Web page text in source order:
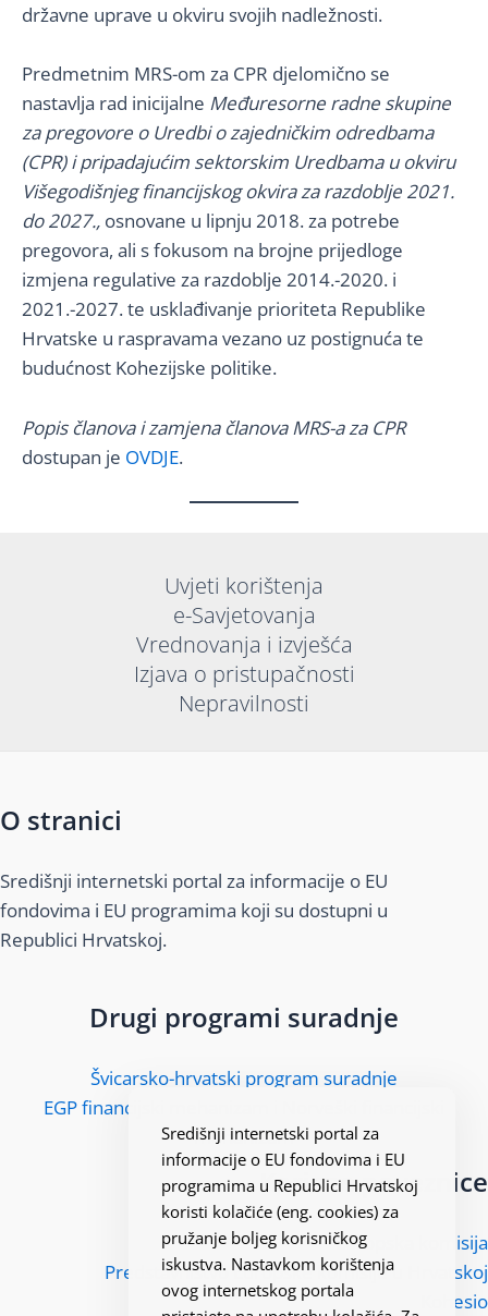
državne uprave u okviru svojih nadležnosti.
Predmetnim MRS-om za CPR djelomično se
nastavlja rad inicijalne Međuresorne radne skupine
za pregovore o Uredbi o zajedničkim odredbama
(CPR) i pripadajućim sektorskim Uredbama u okviru
Višegodišnjeg financijskog okvira za razdoblje 2021.
do 2027., osnovane u lipnju 2018. za potrebe
pregovora, ali s fokusom na brojne prijedloge
izmjena regulative za razdoblje 2014.-2020. i
2021.-2027. te usklađivanje prioriteta Republike
Hrvatske u raspravama vezano uz postignuća te
budućnost Kohezijske politike.
Popis članova i zamjena članova MRS-a za CPR
dostupan je OVDJE.
Uvjeti korištenja
e-Savjetovanja
Vrednovanja i izvješća
Izjava o pristupačnosti
Nepravilnosti
O stranici
Središnji internetski portal za informacije o EU
fondovima i EU programima koji su dostupni u
Republici Hrvatskoj.
Drugi programi suradnje
Švicarsko-hrvatski program suradnje
EGP financijski mehanizam i Norveški financijski
mehanizam
Korisne poveznice
Europska komisija
Predstavništvo Europske komisije u Hrvatskoj
Kohesio
Središnji internetski portal za
informacije o EU fondovima i EU
programima u Republici Hrvatskoj
koristi kolačiće (eng. cookies) za
pružanje boljeg korisničkog
iskustva. Nastavkom korištenja
ovog internetskog portala